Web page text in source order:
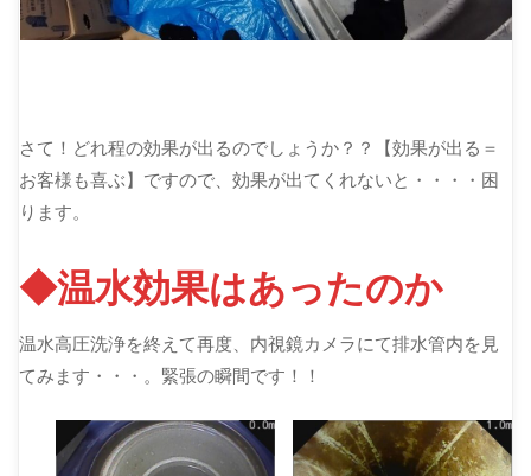
さて！どれ程の効果が出るのでしょうか？？【効果が出る＝
お客様も喜ぶ】ですので、効果が出てくれないと・・・・困
ります。
◆温水効果はあったのか
温水高圧洗浄を終えて再度、内視鏡カメラにて排水管内を見
てみます・・・。緊張の瞬間です！！